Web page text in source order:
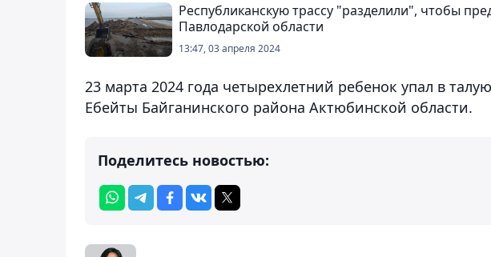
Республиканскую трассу "разделили", чтобы
Павлодарской области
13:47, 03 апреля 2024
23 марта 2024 года четырехлетний ребенок упал в
Ебейты Байганинского района Актюбинской области.
Поделитесь новостью: